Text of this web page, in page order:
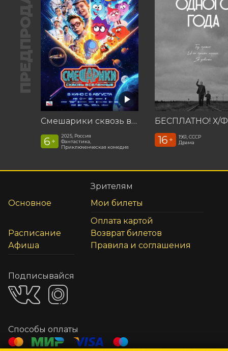
ПРЕДПРОДАЖА
Смешарики сквозь вселенные
6 +
2025, Россия
Фантастика,
Приключенческая комедия
16 +
1961, СССР
Драма
Основное
Расписание
Афиша
Зрителям
Мои билеты
Оплата картой
Возврат билетов
Правила и соглашения
Подписывайся
Способы оплаты